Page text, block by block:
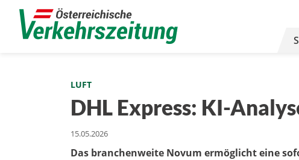
LUFT
DHL Express: KI-
15.05.2026
Das branchenweite Novum ermöglicht eine